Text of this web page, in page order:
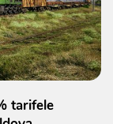
tarifele